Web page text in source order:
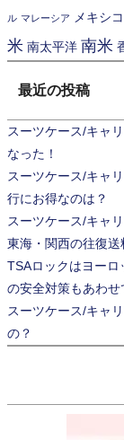
ル マレーシア メキシコ
米 南太平洋 南米
最近の投稿
スーツケース/キャ
なった！
スーツケース/キャ
行にお得なのは？
スーツケース/キャ
東海・関西の往復送
TSAロックはヨーロ
の安全対策もあわせ
スーツケース/キャ
の？